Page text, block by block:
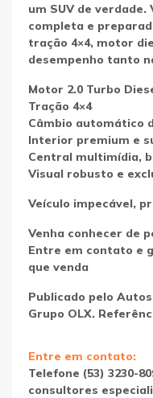
um SUV de
completa e
tração 4×4, motor
desempenho tanto
Motor 2.0 Turbo
Tração 4×4
Câmbio automático
Interior premium e
Central multimídia,
Visual robusto e
Veículo impecável,
Venha conhecer de
Entre em contato e
que venda
Publicado pelo
Grupo OLX.
Entre em contato:
Telefone (53) 3230-
consultores